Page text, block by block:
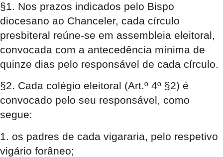
§1. Nos prazos indicados pelo Bispo
diocesano ao Chanceler, cada círculo
presbiteral reúne-se em assembleia eleitoral,
convocada com a antecedência mínima de
quinze dias pelo responsável de cada círculo.
§2. Cada colégio eleitoral (Art.º 4º §2) é
convocado pelo seu responsável, como
segue:
1. os padres de cada vigararia, pelo respetivo
vigário forâneo;